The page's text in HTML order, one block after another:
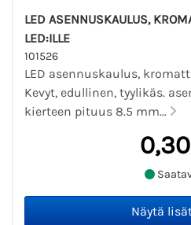
LED ASENNUSKAULUS,
LED:ILLE
101526
LED asennuskaulus,
Kevyt, edullinen, tyylikäs.
kierteen pituus 8.5 mm...